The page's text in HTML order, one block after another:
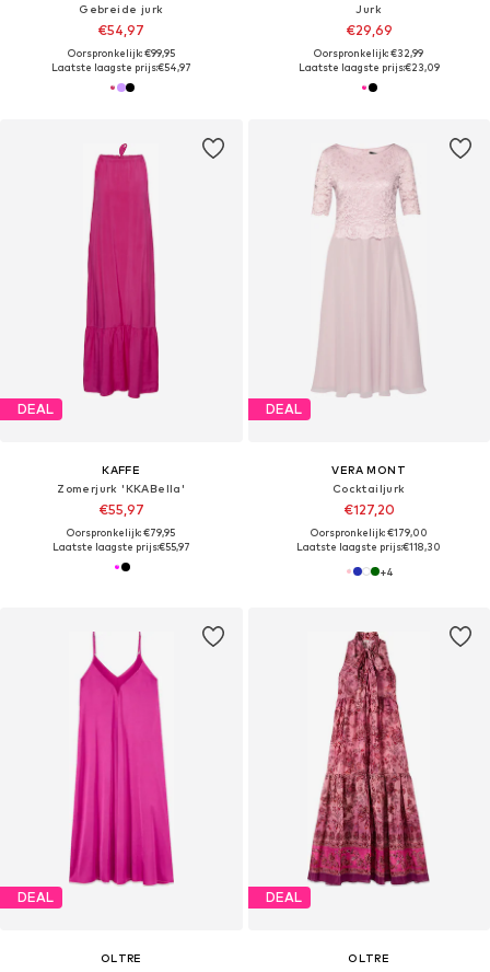
Gebreide jurk
€54,97
Oorspronkelijk: €99,95
Laatste laagste prijs:€54,97
Jurk
€29,69
Oorspronkelijk: €32,99
Laatste laagste prijs:€23,09
DEAL
KAFFE
Zomerjurk 'KKABella'
€55,97
Oorspronkelijk: €79,95
Laatste laagste prijs:€55,97
DEAL
VERA MONT
Cocktailjurk
€127,20
Oorspronkelijk: €179,00
Laatste laagste prijs:€118,30
+4
DEAL
OLTRE
DEAL
OLTRE